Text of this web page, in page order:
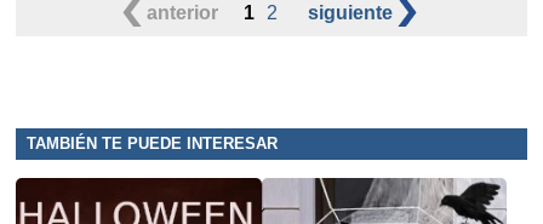
anterior 1 2 siguiente
TAMBIÉN TE PUEDE INTERESAR